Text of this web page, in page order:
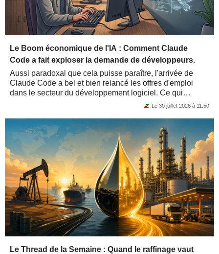
Le Boom économique de l'IA : Comment Claude
Code a fait exploser la demande de développeurs.
Aussi paradoxal que cela puisse paraître, l'arrivée de
Claude Code a bel et bien relancé les offres d'emploi
dans le secteur du développement logiciel. Ce qui
s'annonce comme le plus grand boom...
Le 30 juillet 2026 à 11:50
Le Thread de la Semaine : Quand le raffinage vaut